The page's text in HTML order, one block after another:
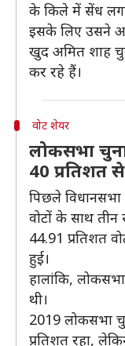
के किले में सेंध
इसके लिए उसने
खुद अमित शाह
कर रहे हैं।
वोट शेयर
लोकसभा
40 प्रतिशत
पिछले
वोटों के साथ तीन
44.91 प्रतिशत
हुई।
हालांकि,
थी।
2019 लोकसभा
प्रतिशत रहा,